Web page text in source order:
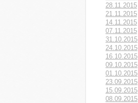
28.11.2015
21.11.2015
14.11.2015
07.11.2015
31.10.2015
24.10.2015
16.10.2015
09.10.2015
01.10.2015
23.09.2015
15.09.2015
08.09.2015